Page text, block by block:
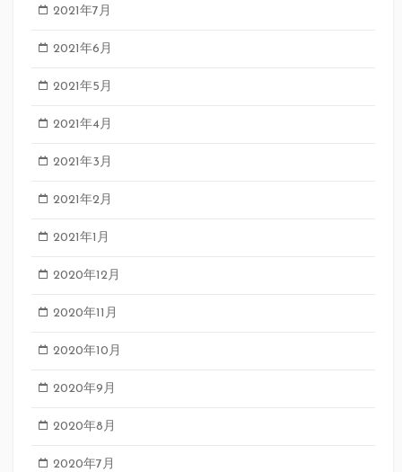
2021年7月
2021年6月
2021年5月
2021年4月
2021年3月
2021年2月
2021年1月
2020年12月
2020年11月
2020年10月
2020年9月
2020年8月
2020年7月